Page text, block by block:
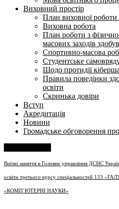
Виховний простір
План виховної
Виховна робота
План роботи з
масових заходів
Спортивно-масова
Студентське
Щодо протидії
Правила поведінки
освіти
Скринька довіри
Вступ
Акредитація
Новини
Громадське обговорення
Виїзні заняття в Головне управління ДСНС
освіти третього курсу спеціальностей
«КОМП’ЮТЕРНІ НАУКИ»